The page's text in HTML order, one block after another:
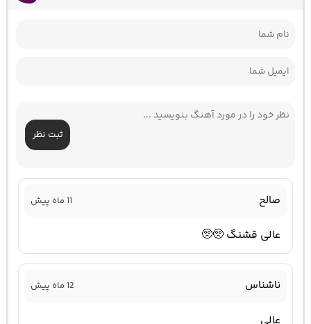
ثبت نظر
صالح 11 ماه پیش
عالی قشنگ 🥺🥺
ناشناس 12 ماه پیش